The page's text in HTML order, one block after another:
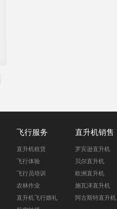
飞行服务
直升机租赁
飞行体验
飞行员培训
农林作业
直升机飞行婚礼
直升机销售
罗宾逊直升机
贝尔直升机
欧洲直升机
施瓦泽直升机
阿古斯特直升机